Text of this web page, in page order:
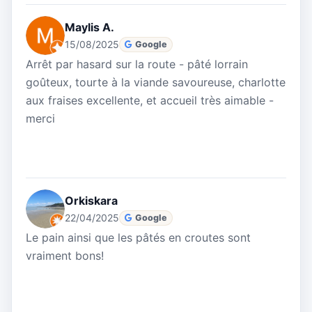
Maylis A.
15/08/2025 Google
Arrêt par hasard sur la route - pâté lorrain
goûteux, tourte à la viande savoureuse, charlotte
aux fraises excellente, et accueil très aimable -
merci
Orkiskara
22/04/2025 Google
Le pain ainsi que les pâtés en croutes sont
vraiment bons!